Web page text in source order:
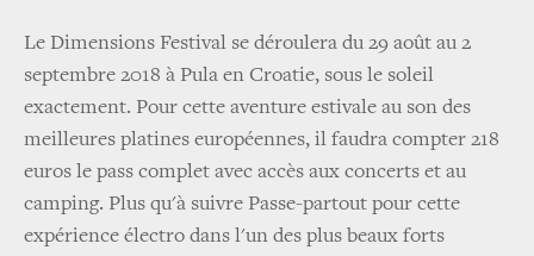
Le Dimensions Festival se déroulera du 29 août au 2
septembre 2018 à Pula en Croatie, sous le soleil
exactement. Pour cette aventure estivale au son des
meilleures platines européennes, il faudra compter 218
euros le pass complet avec accès aux concerts et au
camping. Plus qu'à suivre Passe-partout pour cette
expérience électro dans l'un des plus beaux forts